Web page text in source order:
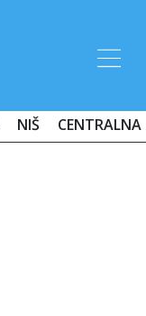
NIŠ CENTRALNA